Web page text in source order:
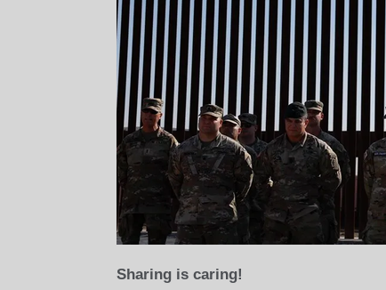
Sharing is caring!